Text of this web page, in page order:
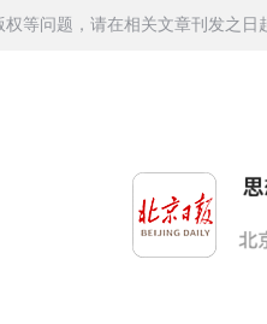
等问题，请在相关文章刊发之